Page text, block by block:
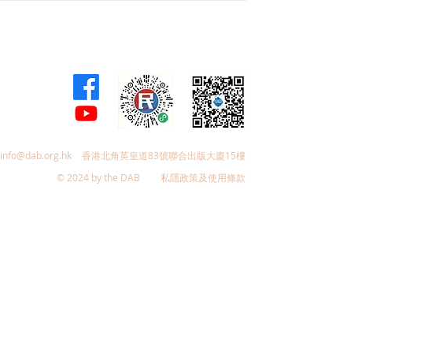
info@dab.org.hk
香港北角英皇道83號聯合出版大廈15樓
© 2024 by the DAB
私隱政策及使用條款